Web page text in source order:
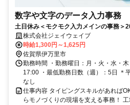
数字や文字のデータ入力事務
土日休み＜モクモク入力メインの事務＞
りで休みも充実★
株式会社ジェイウェイブ
時給1,300円～1,625円
佐賀県伊万里市
勤務時間 ・勤務曜日：月・火・水・
17:00 ・最低勤務日数（週）：5日 ＊
なし
仕事内容 タイピングスキルがあれば
らモノづくりの現場を支える事務！